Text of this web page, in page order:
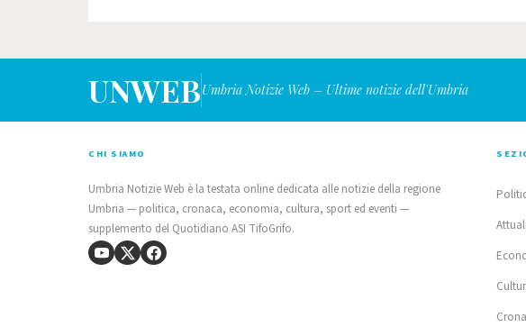
UNWEBUmbria Notizie Web – Ultime notizie dell'Umbria
CHI SIAMO
Umbria Notizie Web è la testata online dedicata alle notizie della regione
Umbria — politica, cronaca, economia, cultura, sport ed eventi —
supplemento del Quotidiano ASI TifoGrifo.